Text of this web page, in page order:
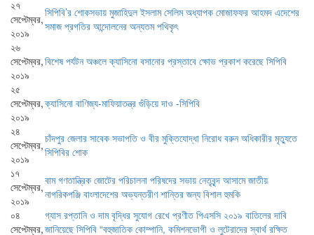
২৭
সেপ্টেম্বর,
২০১৯
সিপিবি’র শোকসভায় মুজাহিদুল ইসলাম সেলিম অধ্যাপক মোজাফফর আহমদ এদেশের
সমাজ প্রগতির আন্দোলনের অন্যতম পথিকৃৎ
২৬
সেপ্টেম্বর,
২০১৯
বিশেষ পর্যটন অঞ্চলে ক্যাসিনো বসানোর প্রস্তাবে ক্ষোভ প্রকাশ করেছে সিপিবি
২৫
সেপ্টেম্বর,
২০১৯
ক্যাসিনো বাণিজ্য-মাফিয়াতন্ত্র গুঁড়িয়ে দাও -সিপিবি
২৪
সেপ্টেম্বর,
২০১৯
চাঁদপুর জেলার সাবেক সভাপতি ও বীর মুক্তিযোদ্ধা নিরোধ বরুন অধিকারীর মৃত্যুতে
সিপিবির শোক
১৭
সেপ্টেম্বর,
২০১৯
বাম গণতান্ত্রিক জোটের পরিচালনা পরিষদের সভায় নেতৃবৃন্দ আসামে জাতীয়
নাগরিকপঞ্জি বাংলাদেশের অভ্যন্তরীণ শান্তির জন্য বিশাল হুমকি
০৪
সেপ্টেম্বর,
গ্যাস রপ্তানি ও দাম বৃদ্ধির সুযোগ রেখে প্রণীত পিএসসি ২০১৯ বাতিলের দাবি
জানিয়েছে সিপিবি “বহুজাতিক কোম্পানি, কমিশনভোগী ও লুটেরাদের স্বার্থ রক্ষিত